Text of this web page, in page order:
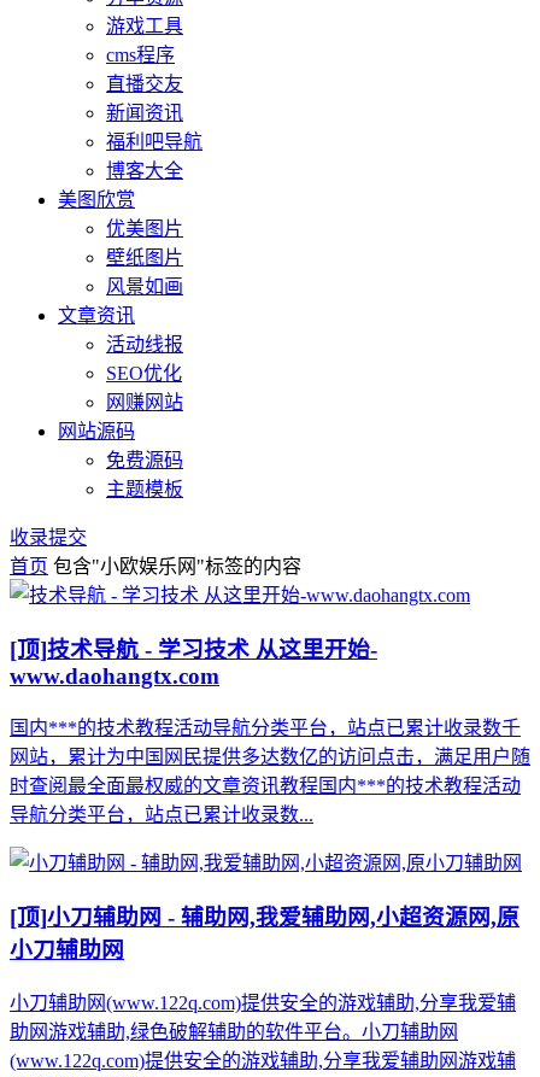
游戏工具
cms程序
直播交友
新闻资讯
福利吧导航
博客大全
美图欣赏
优美图片
壁纸图片
风景如画
文章资讯
活动线报
SEO优化
网赚网站
网站源码
免费源码
主题模板
收录提交
首页 包含"小欧娱乐网"标签的内容
[顶]技术导航 - 学习技术 从这里开始-
www.daohangtx.com
国内***的技术教程活动导航分类平台，站点已累计收录数千
网站，累计为中国网民提供多达数亿的访问点击，满足用户随
时查阅最全面最权威的文章资讯教程国内***的技术教程活动
导航分类平台，站点已累计收录数...
[顶]小刀辅助网 - 辅助网,我爱辅助网,小超资源网,原
小刀辅助网
小刀辅助网(www.122q.com)提供安全的游戏辅助,分享我爱辅
助网游戏辅助,绿色破解辅助的软件平台。小刀辅助网
(www.122q.com)提供安全的游戏辅助,分享我爱辅助网游戏辅